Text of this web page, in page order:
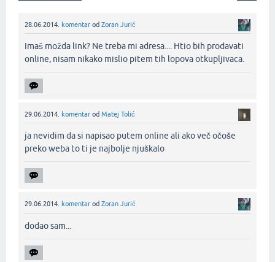
28.06.2014. komentar od Zoran Jurić
Imaš možda link? Ne treba mi adresa.... Htio bih prodavati
online, nisam nikako mislio pitem tih lopova otkupljivaca.‌
29.06.2014. komentar od Matej Tolić
ja nevidim da si napisao putem online ali ako več očoše
preko weba to ti je najbolje njuškalo‌
29.06.2014. komentar od Zoran Jurić
dodao sam...‌